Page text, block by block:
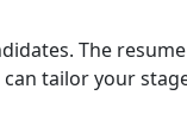
The
can tailor your